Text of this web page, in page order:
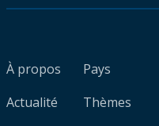
À propos
Actualité
Pays
Thèmes